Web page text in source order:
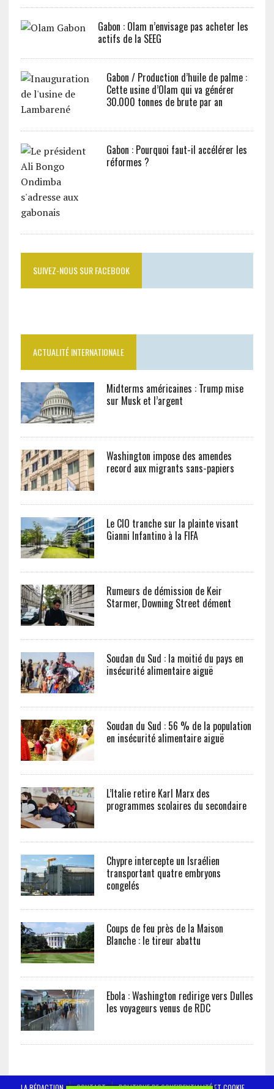
Gabon : Olam n’envisage pas acheter les
actifs de la SEEG
Gabon / Production d’huile de palme :
Cette usine d’Olam qui va générer
30.000 tonnes de brute par an
Gabon : Pourquoi faut-il accélérer les
réformes ?
SUIVEZ-NOUS SUR FACEBOOK
ACTUALITÉ INTERNATIONALE
Midterms américaines : Trump mise
sur Musk et l’argent
Washington impose des amendes
record aux migrants sans-papiers
Le CIO tranche sur la plainte visant
Gianni Infantino à la FIFA
Rumeurs de démission de Keir
Starmer, Downing Street dément
Soudan du Sud : la moitié du pays en
insécurité alimentaire aiguë
Soudan du Sud : 56 % de la population
en insécurité alimentaire aiguë
L’Italie retire Karl Marx des
programmes scolaires du secondaire
Chypre intercepte un Israélien
transportant quatre embryons
congelés
Coups de feu près de la Maison
Blanche : le tireur abattu
Ebola : Washington redirige vers Dulles
les voyageurs venus de RDC